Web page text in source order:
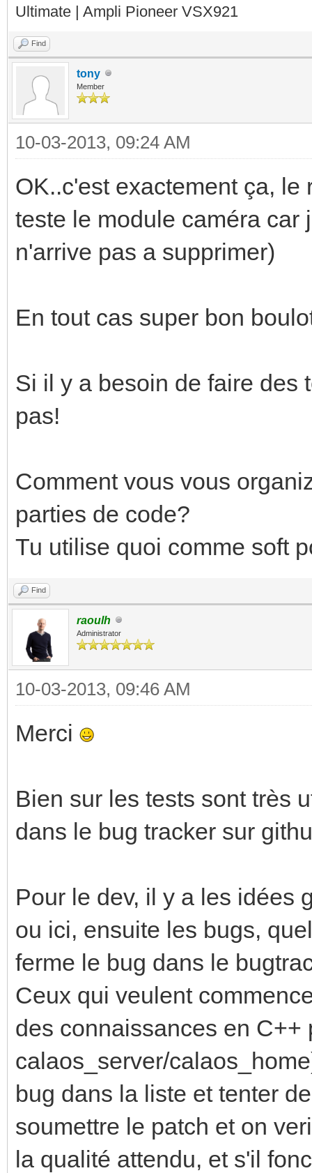
Ultimate | Ampli Pioneer VSX921
Find
tony
Member
10-03-2013, 09:24 AM
OK..c'est exactement ça,
teste le module caméra car
n'arrive pas a supprimer)
En tout cas super bon
Si il y a besoin de faire des
pas!
Comment vous vous
parties de code?
Tu utilise quoi comme soft
Find
raoulh
Administrator
10-03-2013, 09:46 AM
Merci
Bien sur les tests sont très
dans le bug tracker sur
Pour le dev, il y a les idées
ou ici, ensuite les bugs,
ferme le bug dans le
Ceux qui veulent
des connaissances en C++
calaos_server/
bug dans la liste et tenter
soumettre le patch et on
la qualité attendu, et s'il